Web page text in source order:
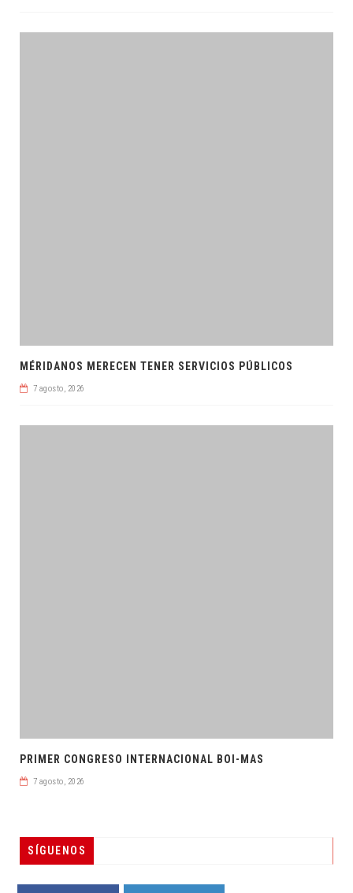
MÉRIDANOS MERECEN TENER SERVICIOS PÚBLICOS
7 agosto, 2026
PRIMER CONGRESO INTERNACIONAL BOI-MAS
7 agosto, 2026
SÍGUENOS